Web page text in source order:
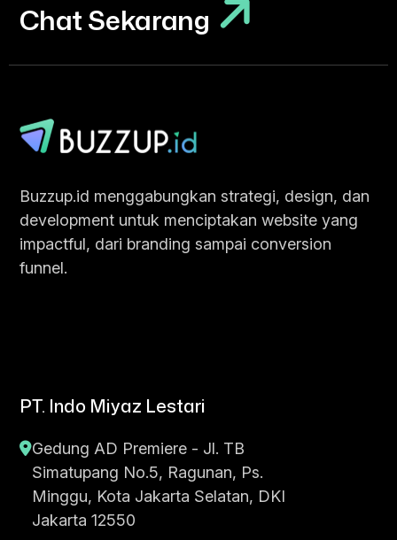
Chat Sekarang
Chat Sekarang
Buzzup.id menggabungkan strategi, design, dan
development untuk menciptakan website yang
impactful, dari branding sampai conversion
funnel.
PT. Indo Miyaz Lestari
Gedung AD Premiere - Jl. TB
Simatupang No.5, Ragunan, Ps.
Minggu, Kota Jakarta Selatan, DKI
Jakarta 12550